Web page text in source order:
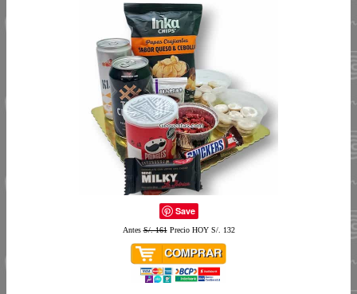
Save
AntesS/. 161Precio HOY S/. 132